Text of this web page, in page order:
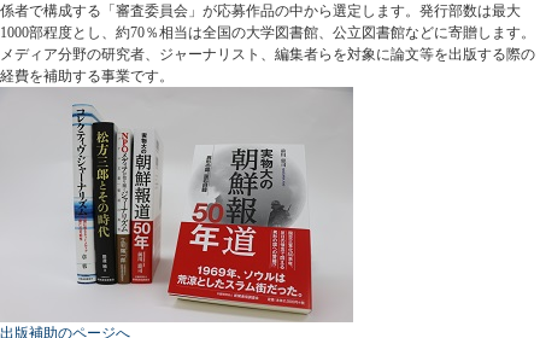
係者で構成する「審査委員会」が応募作品の中から選定します。発行部数は最大
1000部程度とし、約70％相当は全国の大学図書館、公立図書館などに寄贈します。
メディア分野の研究者、ジャーナリスト、編集者らを対象に論文等を出版する際の
経費を補助する事業です。
出版補助のページへ